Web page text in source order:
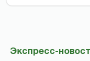
Экспресс-